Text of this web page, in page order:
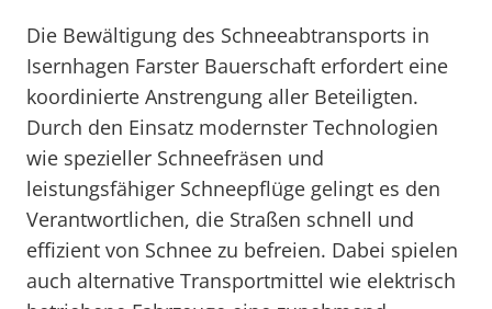
Die Bewältigung des Schneeabtransports in
Isernhagen Farster Bauerschaft erfordert eine
koordinierte Anstrengung aller Beteiligten.
Durch den Einsatz modernster Technologien
wie spezieller Schneefräsen und
leistungsfähiger Schneepflüge gelingt es den
Verantwortlichen, die Straßen schnell und
effizient von Schnee zu befreien. Dabei spielen
auch alternative Transportmittel wie elektrisch